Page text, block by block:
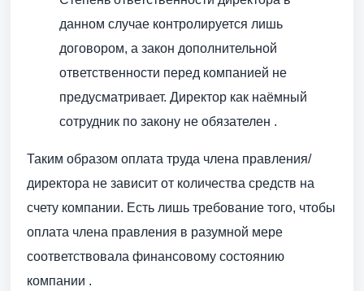
данном случае контролируется лишь
договором, а закон дополнительной
ответственности перед компанией не
предусматривает. Директор как наёмный
сотрудник по закону не обязателен .
Таким образом оплата труда члена правления/
директора не зависит от количества средств на
счету компании. Есть лишь требование того, чтобы
оплата члена правления в разумной мере
соответствовала финансовому состоянию
компании .